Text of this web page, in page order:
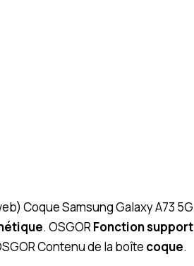
Coque Samsung Galaxy A73
. OSGORFonction support
Contenu de la boîte coque.